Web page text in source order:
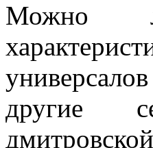
Можно
другие